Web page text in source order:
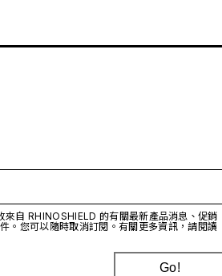
來自 RHINOSHIELD 的有關最新產品消息、促銷
。您可以隨時取消訂閱。有關更多資訊，請閱讀
Go!